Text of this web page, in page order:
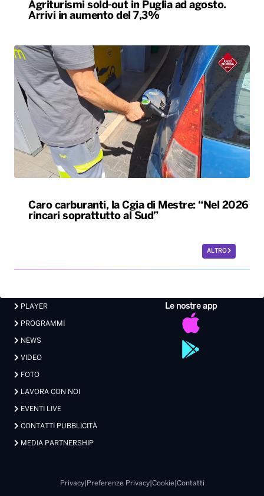
Agriturismi sold-out in Puglia ad agosto.
Arrivi in aumento del 7,3%
Caro carburanti, la Cgia di Mestre: “Nel 2026
rincari soprattutto al Sud”
ALTRO
Le nostre app
PLAYER
PROGRAMMI
NEWS
VIDEO
FOTO
LAVORA CON NOI
EVENTI LIVE
CONTATTI PUBBLICITÀ
MEDIA PARTNERSHIP
Privacy| Preferenze Privacy| Cookie Contatti